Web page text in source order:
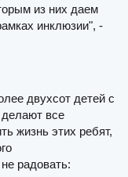
из них даем
инклюзии", -
двухсот детей с
все
жизнь этих ребят,
радовать: